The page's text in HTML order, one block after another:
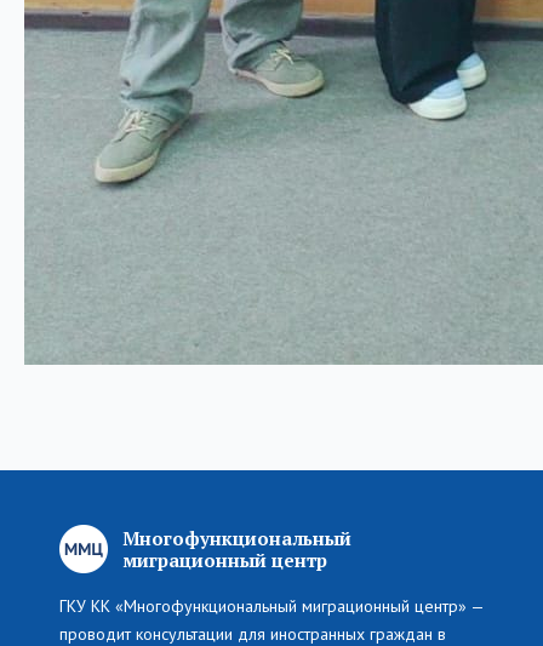
Многофункциональный
миграционный центр
ГКУ КК «Многофункциональный миграционный центр» —
проводит консультации для иностранных граждан в